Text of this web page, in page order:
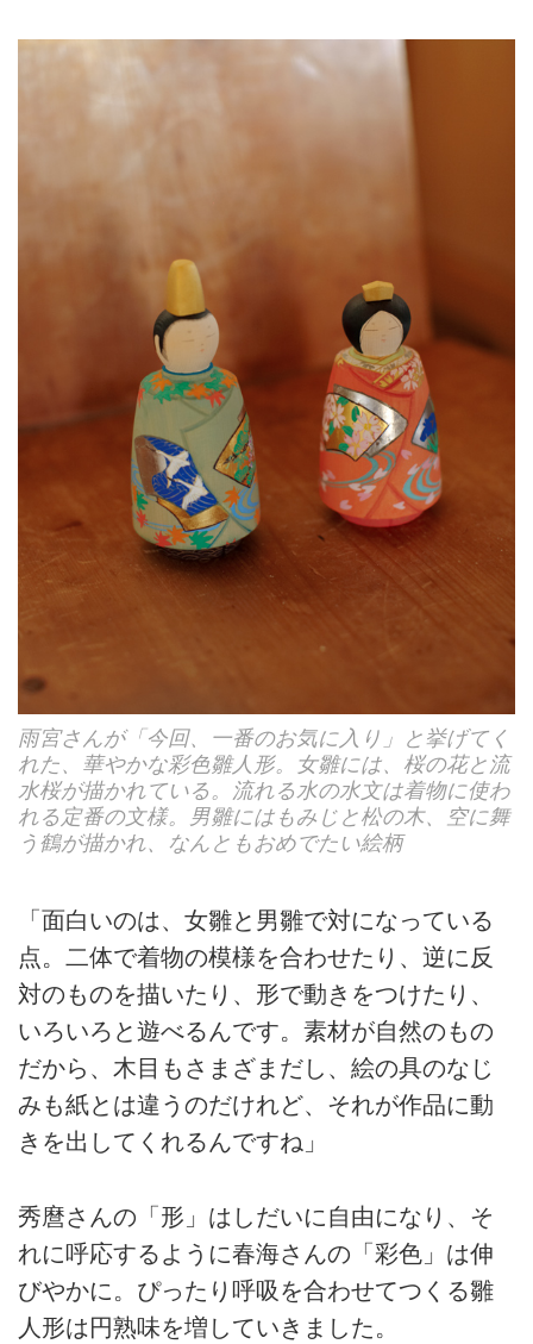
雨宮さんが「今回、一番のお気に入り」と挙げてく
れた、華やかな彩色雛人形。女雛には、桜の花と流
水桜が描かれている。流れる水の水文は着物に使わ
れる定番の文様。男雛にはもみじと松の木、空に舞
う鶴が描かれ、なんともおめでたい絵柄
「面白いのは、女雛と男雛で対になっている
点。二体で着物の模様を合わせたり、逆に反
対のものを描いたり、形で動きをつけたり、
いろいろと遊べるんです。素材が自然のもの
だから、木目もさまざまだし、絵の具のなじ
みも紙とは違うのだけれど、それが作品に動
きを出してくれるんですね」
秀麿さんの「形」はしだいに自由になり、そ
れに呼応するように春海さんの「彩色」は伸
びやかに。ぴったり呼吸を合わせてつくる雛
人形は円熟味を増していきました。